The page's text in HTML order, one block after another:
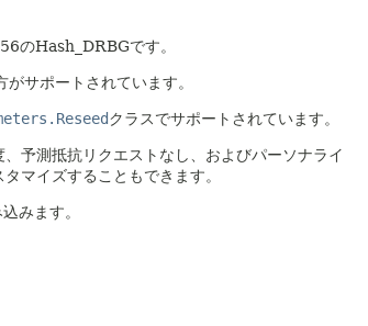
のHash_DRBGです。
サポートされています。
クラスでサポートされています。
予測抵抗リクエストなし、およびパーソナライ
マイズすることもできます。
みます。